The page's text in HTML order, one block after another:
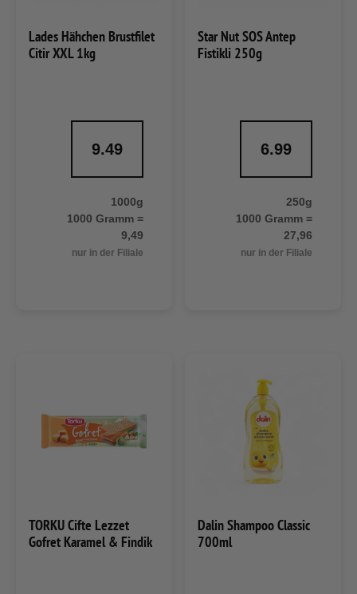
Lades Hähchen Brustfilet
Citir XXL 1kg
9.49
1000g
1000 Gramm =
9,49
nur in der Filiale
Star Nut SOS Antep
Fistikli 250g
6.99
250g
1000 Gramm =
27,96
nur in der Filiale
TORKU Cifte Lezzet
Gofret Karamel & Findik
Dalin Shampoo Classic
700ml